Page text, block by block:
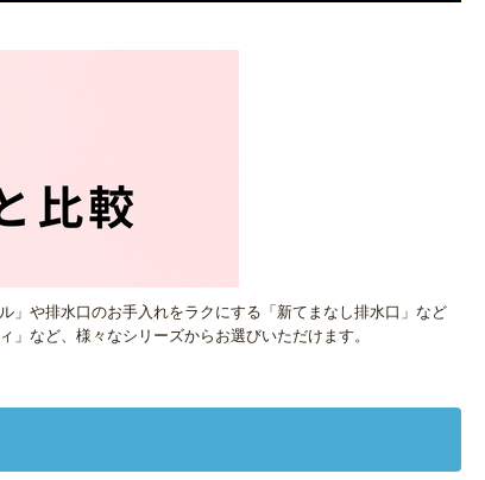
」や排水口のお手入れをラクにする「新てまなし排水口」など
など、様々なシリーズからお選びいただけます。